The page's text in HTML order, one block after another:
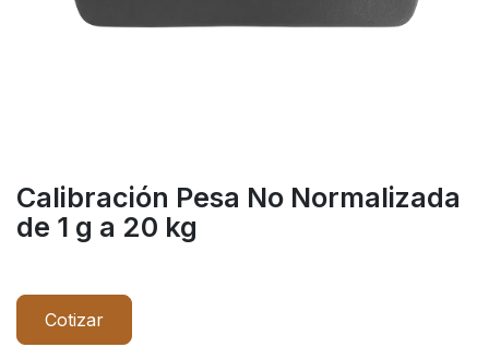
Calibración Pesa No Normalizada
de 1 g a 20 kg
Cotizar